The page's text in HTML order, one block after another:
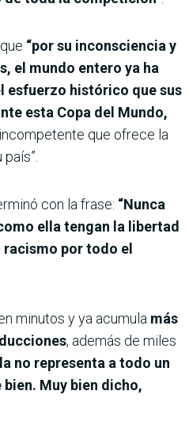
“por su inconsciencia y
el mundo entero ya ha
esfuerzo histórico que sus
esta Copa del Mundo,
que ofrece la
con la frase: “Nunca
ella tengan la libertad
por todo el
minutos y ya acumula más
, además de miles
no representa a todo un
bien. Muy bien dicho,